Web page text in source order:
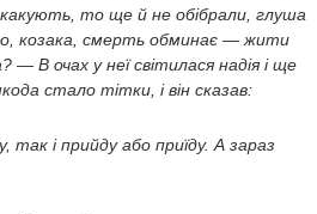
то ще й не обібрали, глуша
козака, смерть обминає — жити
В очах у неї світилася надія і ще
стало тітки, і він сказав:
і прийду або приїду. А зараз